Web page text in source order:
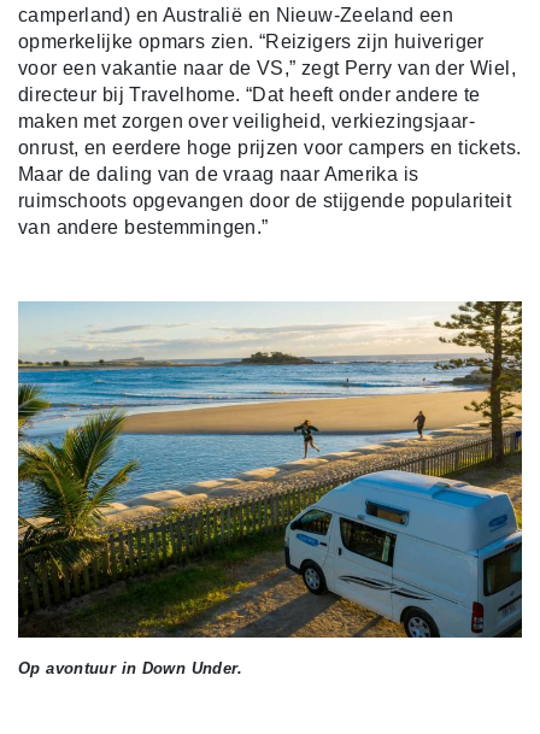
camperland) en Australië en Nieuw-Zeeland een
opmerkelijke opmars zien. “Reizigers zijn huiveriger
voor een vakantie naar de VS,” zegt Perry van der Wiel,
directeur bij Travelhome. “Dat heeft onder andere te
maken met zorgen over veiligheid, verkiezingsjaar-
onrust, en eerdere hoge prijzen voor campers en tickets.
Maar de daling van de vraag naar Amerika is
ruimschoots opgevangen door de stijgende populariteit
van andere bestemmingen.”
Op avontuur in Down Under.